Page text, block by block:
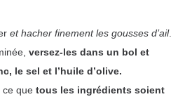
et hacher finement les gousses d’ail.
versez-les dans un bol et
le sel et l’huile d’olive.
ce que tous les ingrédients soient